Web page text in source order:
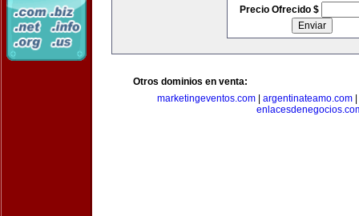
Precio Ofrecido $
Otros dominios en venta:
marketingeventos.com| argentinateamo.com|